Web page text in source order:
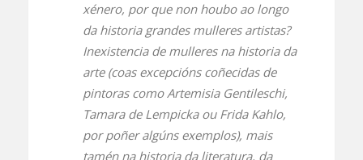
xénero, por que non houbo ao longo
da historia grandes mulleres artistas?
Inexistencia de mulleres na historia da
arte (coas excepcións coñecidas de
pintoras como Artemisia Gentileschi,
Tamara de Lempicka ou Frida Kahlo,
por poñer algúns exemplos), mais
tamén na historia da literatura, da